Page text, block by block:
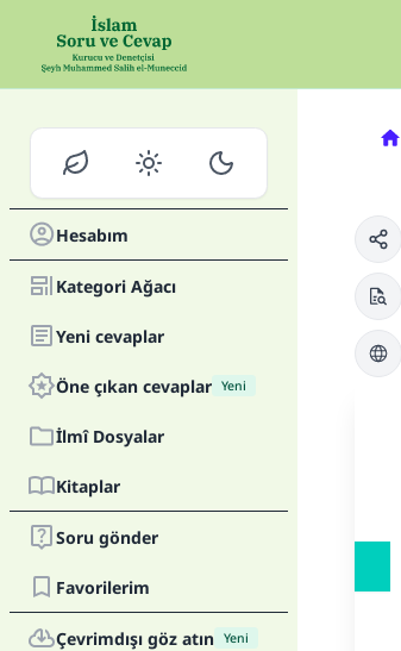
Hesabım
Kategori Ağacı
Yeni cevaplar
Öne çıkan cevaplar Yeni
İlmî Dosyalar
Kitaplar
Soru gönder
Favorilerim
Çevrimdışı göz atın Yeni